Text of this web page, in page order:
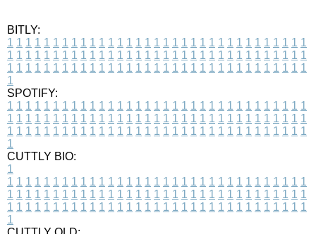
BITLY:
1 1 1 1 1 1 1 1 1 1 1 1 1 1 1 1 1 1 1 1 1 1 1 1 1 1 1 1 1 1 1 1 1
1 1 1 1 1 1 1 1 1 1 1 1 1 1 1 1 1 1 1 1 1 1 1 1 1 1 1 1 1 1 1 1 1
1 1 1 1 1 1 1 1 1 1 1 1 1 1 1 1 1 1 1 1 1 1 1 1 1 1 1 1 1 1 1 1 1
1
SPOTIFY:
1 1 1 1 1 1 1 1 1 1 1 1 1 1 1 1 1 1 1 1 1 1 1 1 1 1 1 1 1 1 1 1 1
1 1 1 1 1 1 1 1 1 1 1 1 1 1 1 1 1 1 1 1 1 1 1 1 1 1 1 1 1 1 1 1 1
1 1 1 1 1 1 1 1 1 1 1 1 1 1 1 1 1 1 1 1 1 1 1 1 1 1 1 1 1 1 1 1 1
1
CUTTLY BIO:
1
1 1 1 1 1 1 1 1 1 1 1 1 1 1 1 1 1 1 1 1 1 1 1 1 1 1 1 1 1 1 1 1 1
1 1 1 1 1 1 1 1 1 1 1 1 1 1 1 1 1 1 1 1 1 1 1 1 1 1 1 1 1 1 1 1 1
1 1 1 1 1 1 1 1 1 1 1 1 1 1 1 1 1 1 1 1 1 1 1 1 1 1 1 1 1 1 1 1 1
1